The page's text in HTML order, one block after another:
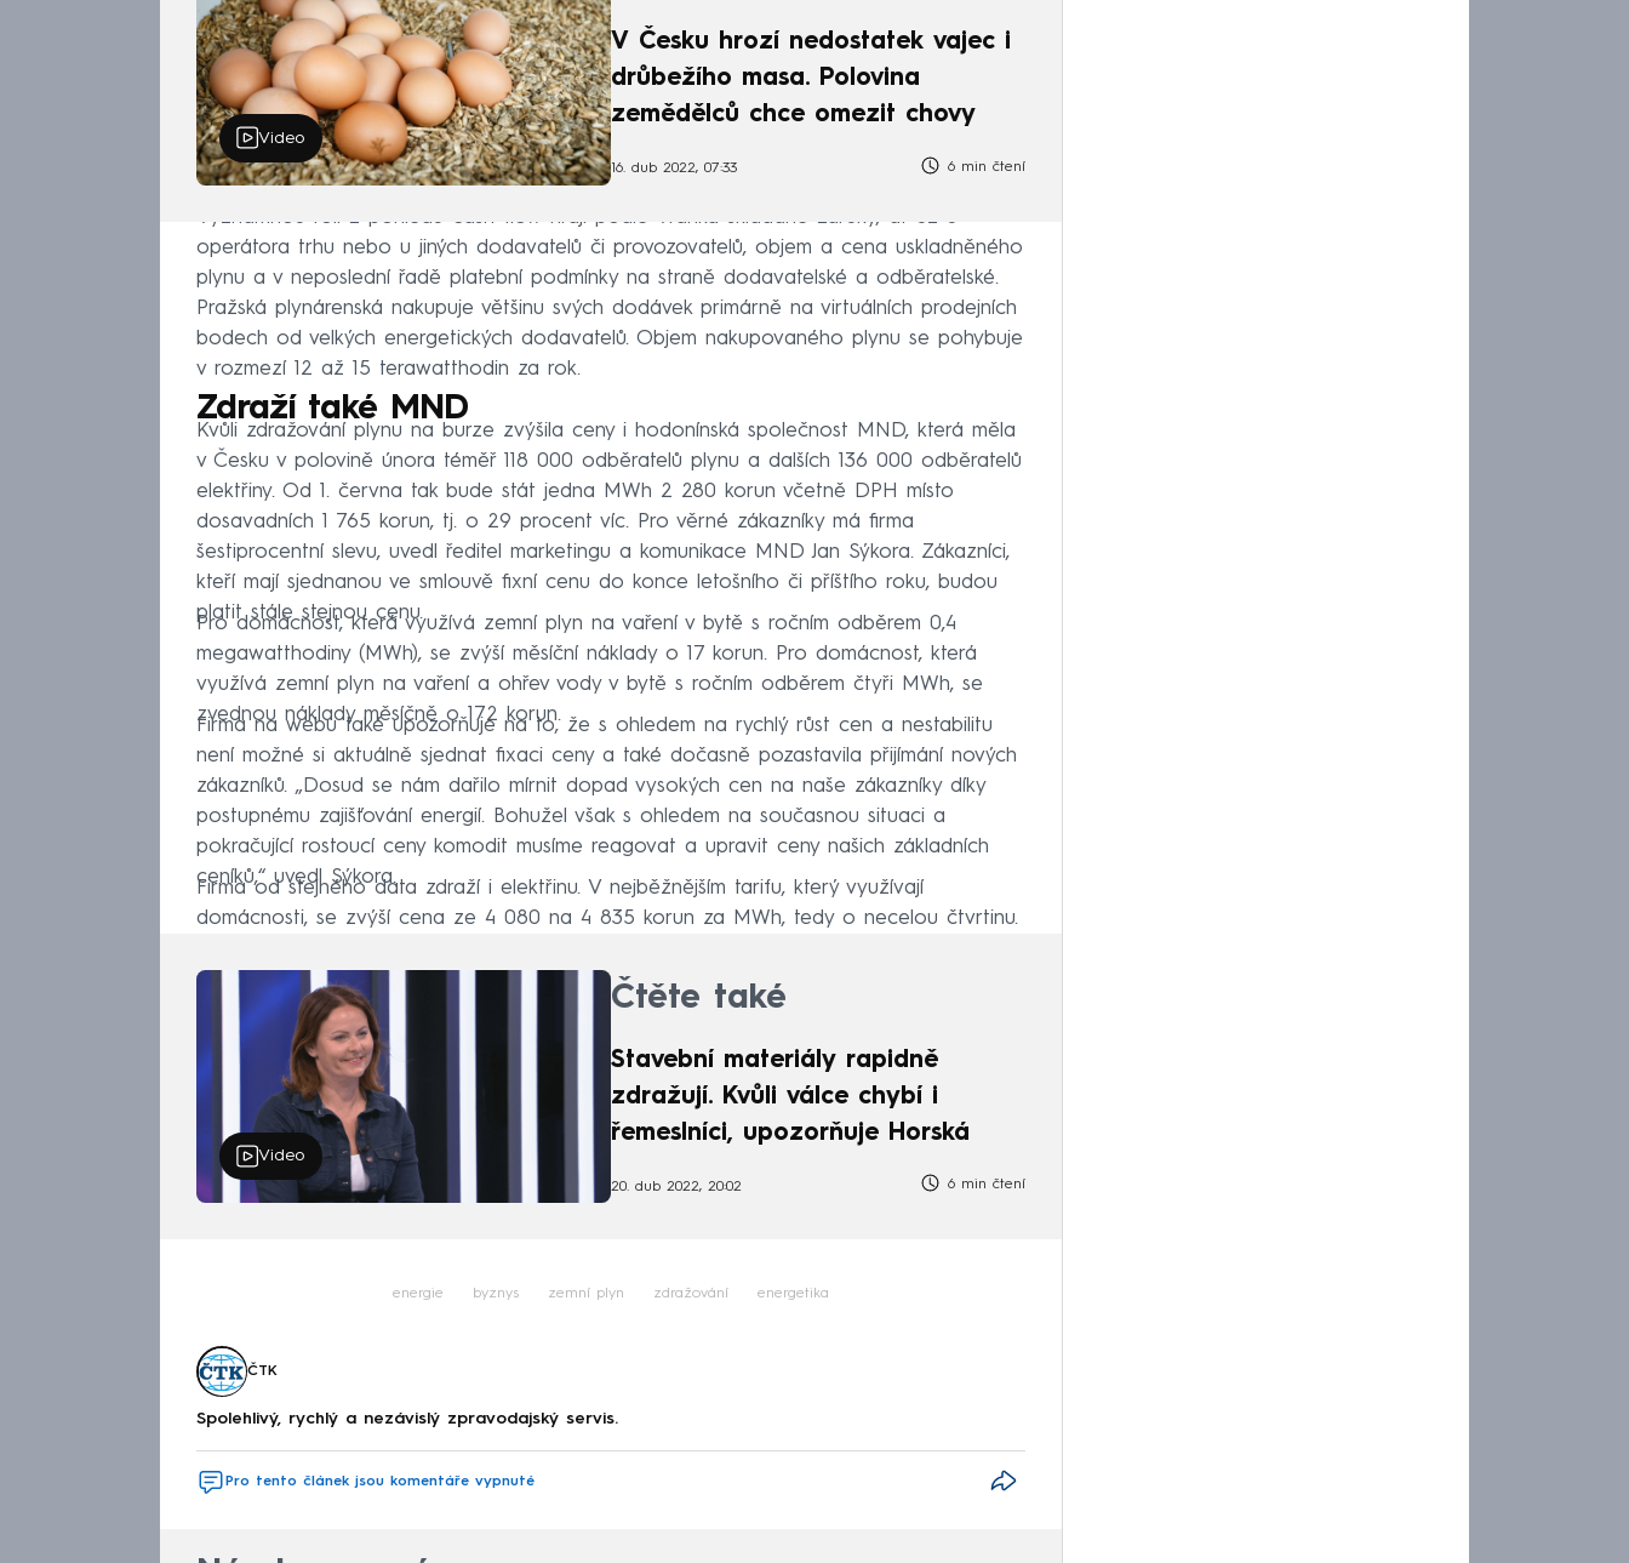
Video
V Česku hrozí nedostatek vajec i
drůbežího masa. Polovina
zemědělců chce omezit chovy
16. dub 2022, 07:33 6 min čtení
Významnou roli z pohledu cash flow hrají podle Vránka skládané záruky, ať už u
operátora trhu nebo u jiných dodavatelů či provozovatelů, objem a cena uskladněného
plynu a v neposlední řadě platební podmínky na straně dodavatelské a odběratelské.
Pražská plynárenská nakupuje většinu svých dodávek primárně na virtuálních prodejních
bodech od velkých energetických dodavatelů. Objem nakupovaného plynu se pohybuje
v rozmezí 12 až 15 terawatthodin za rok.
Zdraží také MND
Kvůli zdražování plynu na burze zvýšila ceny i hodonínská společnost MND, která měla
v Česku v polovině února téměř 118 000 odběratelů plynu a dalších 136 000 odběratelů
elektřiny. Od 1. června tak bude stát jedna MWh 2 280 korun včetně DPH místo
dosavadních 1 765 korun, tj. o 29 procent víc. Pro věrné zákazníky má firma
šestiprocentní slevu, uvedl ředitel marketingu a komunikace MND Jan Sýkora. Zákazníci,
kteří mají sjednanou ve smlouvě fixní cenu do konce letošního či příštího roku, budou
platit stále stejnou cenu.
Pro domácnost, která využívá zemní plyn na vaření v bytě s ročním odběrem 0,4
megawatthodiny (MWh), se zvýší měsíční náklady o 17 korun. Pro domácnost, která
využívá zemní plyn na vaření a ohřev vody v bytě s ročním odběrem čtyři MWh, se
zvednou náklady měsíčně o 172 korun.
Firma na webu také upozorňuje na to, že s ohledem na rychlý růst cen a nestabilitu
není možné si aktuálně sjednat fixaci ceny a také dočasně pozastavila přijímání nových
zákazníků. „Dosud se nám dařilo mírnit dopad vysokých cen na naše zákazníky díky
postupnému zajišťování energií. Bohužel však s ohledem na současnou situaci a
pokračující rostoucí ceny komodit musíme reagovat a upravit ceny našich základních
ceníků,“ uvedl Sýkora.
Firma od stejného data zdraží i elektřinu. V nejběžnějším tarifu, který využívají
domácnosti, se zvýší cena ze 4 080 na 4 835 korun za MWh, tedy o necelou čtvrtinu.
Video
Čtěte také
Stavební materiály rapidně
zdražují. Kvůli válce chybí i
řemeslníci, upozorňuje Horská
20. dub 2022, 20:02 6 min čtení
energie byznys zemní plyn zdražování energetika
ČTK
Spolehlivý, rychlý a nezávislý zpravodajský servis.
Pro tento článek jsou komentáře vypnuté